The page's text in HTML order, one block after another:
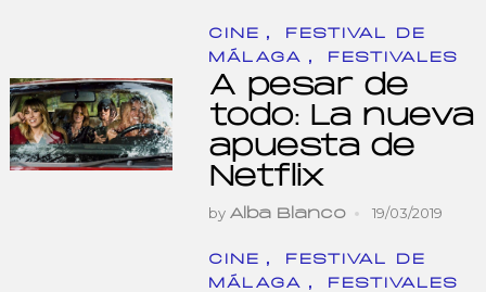
CINE ,
FESTIVAL DE
MÁLAGA , FESTIVALES
A pesar de
todo: La nueva
apuesta de
Netflix
by Alba Blanco 19/03/2019
CINE ,
FESTIVAL DE
MÁLAGA , FESTIVALES